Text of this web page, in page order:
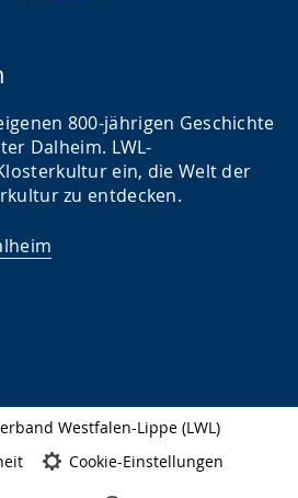
800-jährigen Geschichte
Dalheim. LWL-
ein, die Welt der
zu entdecken.
Westfalen-Lippe (LWL)
Cookie-Einstellungen